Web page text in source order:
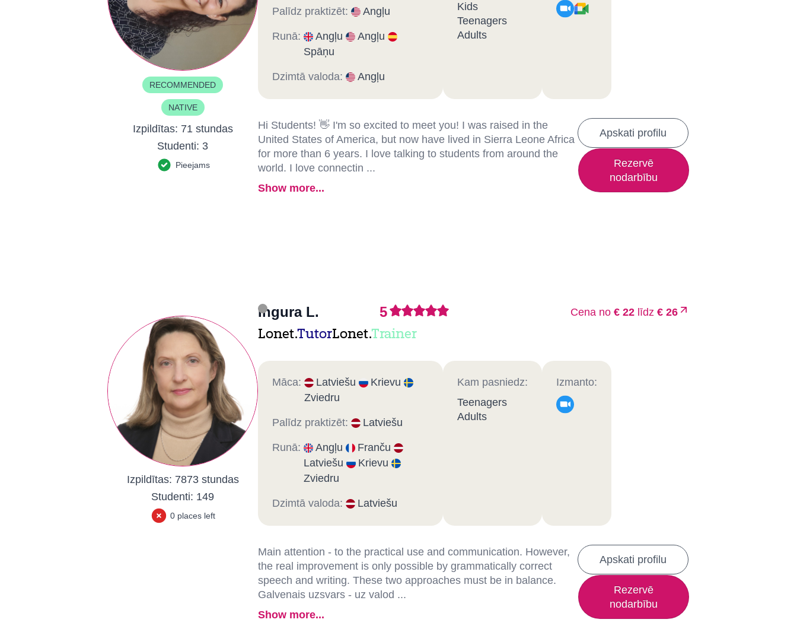
RECOMMENDED
NATIVE
Izpildītas: 71 stundas
Studenti: 3
Pieejams
Palīdz praktizēt: Angļu
Runā: Angļu
Angļu
Spāņu
Dzimtā valoda: Angļu
Kids
Teenagers
Adults
Hi Students! 👋 I'm so excited to meet you! I was raised in the
United States of America, but now have lived in Sierra Leone Africa
for more than 6 years. I love talking to students from around the
world. I love connectin ...
Show more...
Apskati profilu
Rezervē
nodarbību
Izpildītas: 7873 stundas
Studenti: 149
0 places left
Ingura L. 5 Cena no € 22 līdz € 26
Lonet.TutorLonet.Trainer
Māca: Latviešu
Krievu
Zviedru
Palīdz praktizēt: Latviešu
Runā: Angļu
Franču
Latviešu
Krievu
Zviedru
Dzimtā valoda: Latviešu
Kam pasniedz:
Teenagers
Adults
Izmanto:
Main attention - to the practical use and communication. However,
the real improvement is only possible by grammatically correct
speech and writing. These two approaches must be in balance.
Galvenais uzsvars - uz valod ...
Show more...
Apskati profilu
Rezervē
nodarbību